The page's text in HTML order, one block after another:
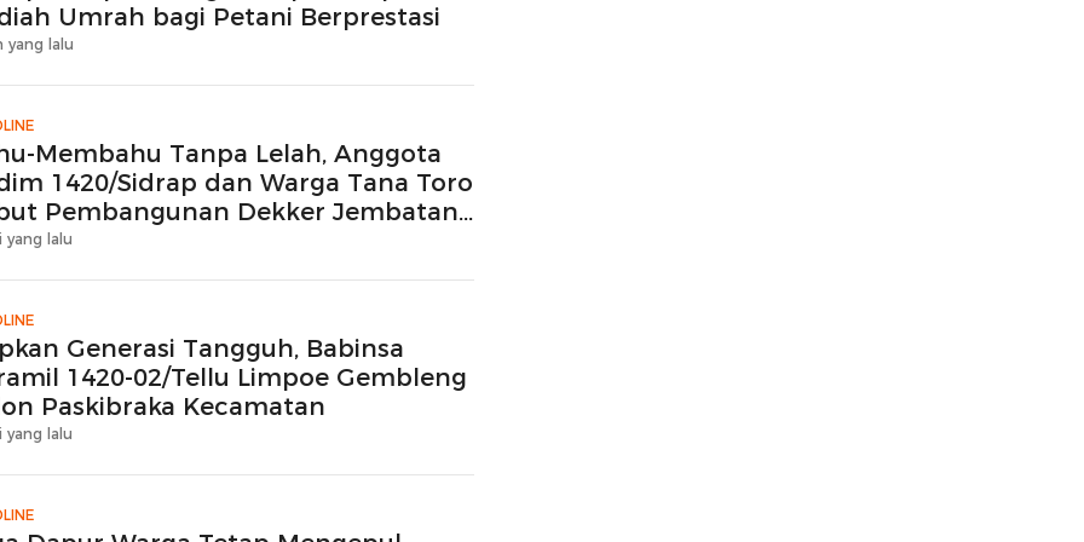
Umrah bagi Petani Berprestasi
yang lalu
Membahu Tanpa Lelah, Anggota
1420/Sidrap dan Warga Tana Toro
Pembangunan Dekker Jembatan
yang lalu
Generasi Tangguh, Babinsa
1420-02/Tellu Limpoe Gembleng
Paskibraka Kecamatan
yang lalu